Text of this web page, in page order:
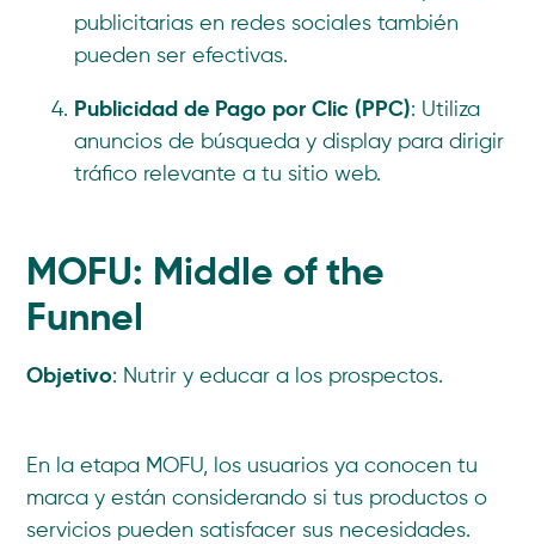
publicitarias en redes sociales también
pueden ser efectivas.
Publicidad de Pago por Clic (PPC): Utiliza
anuncios de búsqueda y display para dirigir
tráfico relevante a tu sitio web.
MOFU: Middle of the
Funnel
Objetivo: Nutrir y educar a los prospectos.
En la etapa MOFU, los usuarios ya conocen tu
marca y están considerando si tus productos o
servicios pueden satisfacer sus necesidades.